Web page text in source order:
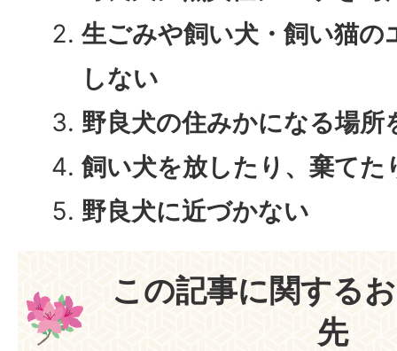
生ごみや飼い犬・飼い猫の
しない
野良犬の住みかになる場所
飼い犬を放したり、棄てた
野良犬に近づかない
この記事に関する
先